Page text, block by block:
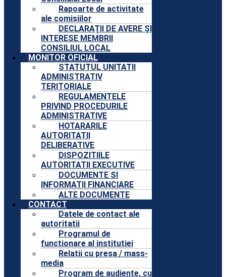
Rapoarte de activitate
ale comisiilor
DECLARAȚII DE AVERE ȘI
INTERESE MEMBRII
CONSILIUL LOCAL
MONITOR OFICIAL
STATUTUL UNITATII
ADMINISTRATIV
TERITORIALE
REGULAMENTELE
PRIVIND PROCEDURILE
ADMINISTRATIVE
HOTARARILE
AUTORITATII
DELIBERATIVE
DISPOZITIILE
AUTORITATII EXECUTIVE
DOCUMENTE SI
INFORMATII FINANCIARE
ALTE DOCUMENTE
CONTACT
Datele de contact ale
autoritatii
Programul de
functionare al institutiei
Relatii cu presa / mass-
media
Program de audiente, cu